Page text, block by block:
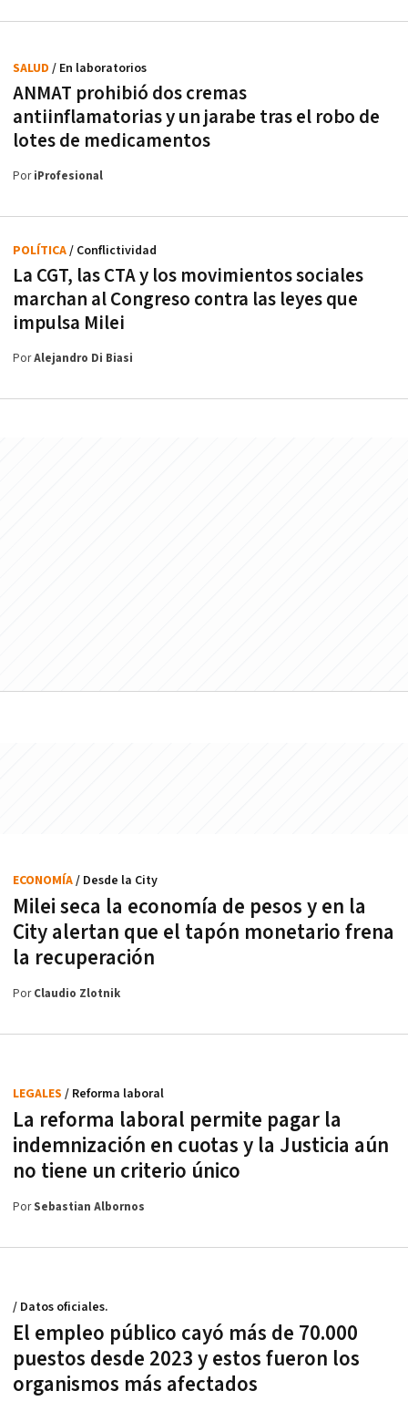
ANMAT prohibió dos cremas
antiinflamatorias y un jarabe tras el robo de
lotes de medicamentos
SALUD / En laboratorios
PoriProfesional
La CGT, las CTA y los movimientos sociales
marchan al Congreso contra las leyes que
impulsa Milei
POLÍTICA/ Conflictividad
PorAlejandro Di Biasi
Milei seca la economía de pesos y en la
City alertan que el tapón monetario frena
la recuperación
ECONOMÍA/ Desde la City
PorClaudio Zlotnik
La reforma laboral permite pagar la
indemnización en cuotas y la Justicia aún
no tiene un criterio único
LEGALES / Reforma laboral
PorSebastian Albornos
El empleo público cayó más de 70.000
puestos desde 2023 y estos fueron los
organismos más afectados
/ Datos oficiales.